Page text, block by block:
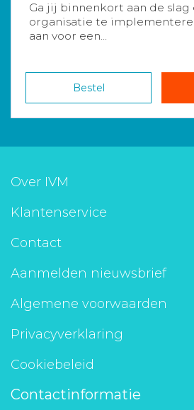
Ga jij binnenkort aan de slag
organisatie te
aan voor een...
Bestel
Over IVM
Klantenservice
Contact
Aanmelden nieuwsbrief
Algemene voorwaarden
Privacyverklaring
Cookiebeleid
Contactinformatie